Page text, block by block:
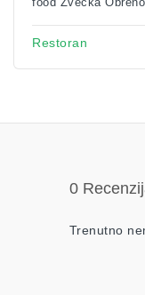
Restoran
0
Trenutno